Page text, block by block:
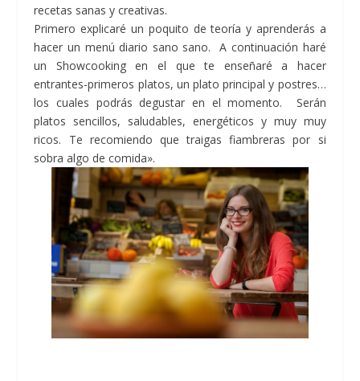
recetas sanas y creativas.
Primero explicaré un poquito de teoría y aprenderás a
hacer un menú diario sano sano. A continuación haré
un Showcooking en el que te enseñaré a hacer
entrantes-primeros platos, un plato principal y postres…
los cuales podrás degustar en el momento. Serán
platos sencillos, saludables, energéticos y muy muy
ricos. Te recomiendo que traigas fiambreras por si
sobra algo de comida».